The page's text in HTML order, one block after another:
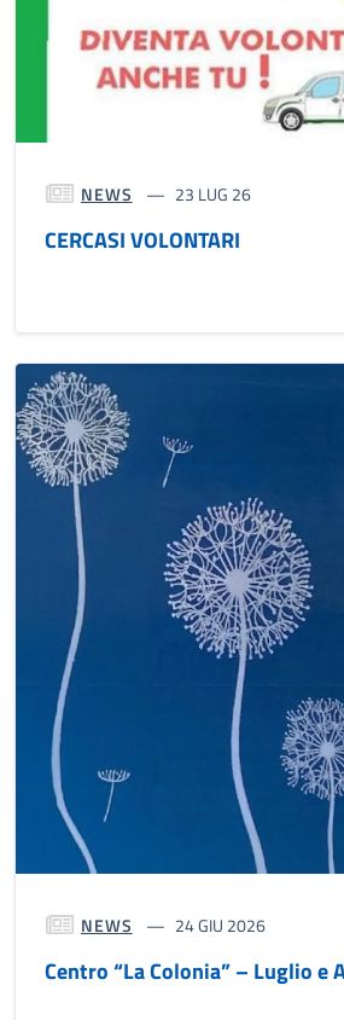
NEWS 23 LUG 26
CERCASI VOLONTARI
NEWS 24 GIU 2026
Centro “La Colonia” – Luglio e